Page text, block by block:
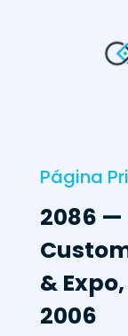
Página
2086 —
&
2006